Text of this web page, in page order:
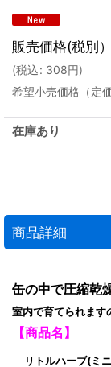
販売価格(税別）
(税込: 308円)
希望小売価格（定価
在庫あり
商品詳細
缶の中で圧縮乾
室内で育てられます
【商品名】
リトルハーブ(ミ